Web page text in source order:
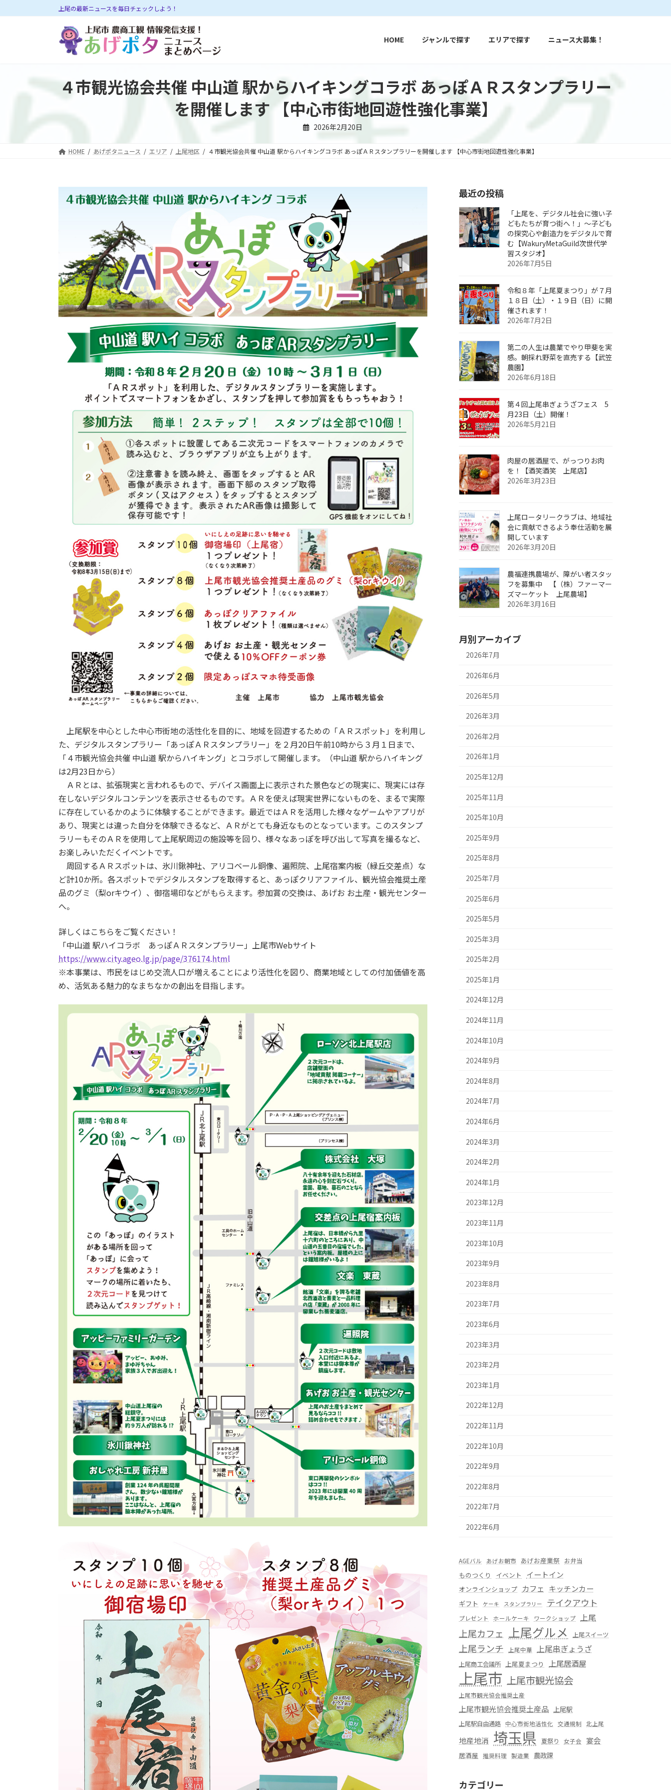
ン
ビ
上尾の最新ニュースを毎日チェックしよう！
HOME ジャンルで探す エリアで探す ニュース大募集！
４市観光協会共催 中山道 駅からハイキングコラボ あっぽＡＲスタンプラリー
を開催します 【中心市街地回遊性強化事業】
2026年2月20日
HOME あげポタニュース エリア 上尾地区 ４市観光協会共催 中山道 駅からハイキングコラボ あっぽＡＲスタンプラリーを開催します 【中心市街地回遊性強化事業】
上尾駅を中心とした中心市街地の活性化を目的に、地域を回遊するための「ＡＲスポット」を利用し
た、デジタルスタンプラリー「あっぽＡＲスタンプラリー」を２月20日午前10時から３月１日まで、
「４市観光協会共催 中山道 駅からハイキング」とコラボして開催します。（中山道 駅からハイキング
は2月23日から）
ＡＲとは、拡張現実と言われるもので、デバイス画面上に表示された景色などの現実に、現実には存
在しないデジタルコンテンツを表示させるものです。ＡＲを使えば現実世界にないものを、まるで実際
に存在しているかのように体験することができます。最近ではＡＲを活用した様々なゲームやアプリが
あり、現実とは違った自分を体験できるなど、ＡＲがとても身近なものとなっています。このスタンプ
ラリーもそのＡＲを使用して上尾駅周辺の施設等を回り、様々なあっぽを呼び出して写真を撮るなど、
お楽しみいただくイベントです。
周回するＡＲスポットは、氷川鍬神社、アリコベール銅像、遍照院、上尾宿案内板（緑丘交差点）な
ど計10か所。各スポットでデジタルスタンプを取得すると、あっぽクリアファイル、観光協会推奨土産
品のグミ（梨orキウイ）、御宿場印などがもらえます。参加賞の交換は、あげお お土産・観光センター
へ。
詳しくはこちらをご覧ください！
「中山道 駅ハイコラボ あっぽＡＲスタンプラリー」上尾市Webサイト
https://www.city.ageo.lg.jp/page/376174.html
※本事業は、市民をはじめ交流人口が増えることにより活性化を図り、商業地域としての付加価値を高
め、活気ある魅力的なまちなかの創出を目指します。
最近の投稿
「上尾を、デジタル社会に強い子
どもたちが育つ街へ！」〜子ども
の探究心や創造力をデジタルで育
む【WakuryMetaGuild次世代学
習スタジオ】
2026年7月5日
令和８年「上尾夏まつり」が７月
１８日（土）・１９日（日）に開
催されます！
2026年7月2日
第二の人生は農業でやり甲斐を実
感。朝採れ野菜を直売する【武笠
農園】
2026年6月18日
第４回上尾串ぎょうざフェス 5
月23日（土）開催！
2026年5月21日
肉屋の居酒屋で、がっつりお肉
を！【酒笑酒笑 上尾店】
2026年3月23日
上尾ロータリークラブは、地域社
会に貢献できるよう奉仕活動を展
開しています
2026年3月20日
農福連携農場が、障がい者スタッ
フを募集中 【（株）ファーマー
ズマーケット 上尾農場】
2026年3月16日
月別アーカイブ
2026年7月
2026年6月
2026年5月
2026年3月
2026年2月
2026年1月
2025年12月
2025年11月
2025年10月
2025年9月
2025年8月
2025年7月
2025年6月
2025年5月
2025年3月
2025年2月
2025年1月
2024年12月
2024年11月
2024年10月
2024年9月
2024年8月
2024年7月
2024年6月
2024年3月
2024年2月
2024年1月
2023年12月
2023年11月
2023年10月
2023年9月
2023年8月
2023年7月
2023年6月
2023年3月
2023年2月
2023年1月
2022年12月
2022年11月
2022年10月
2022年9月
2022年8月
2022年7月
2022年6月
AGEバル あげお朝市 あげお産業祭 お弁当
ものつくり イベント イートイン
オンラインショップ カフェ キッチンカー
ギフト ケーキ スタンプラリー テイクアウト
プレゼント ホールケーキ ワークショップ 上尾
上尾カフェ 上尾グルメ 上尾スイーツ
上尾ランチ 上尾中華 上尾串ぎょうざ
上尾商工会議所 上尾夏まつり 上尾居酒屋
上尾市 上尾市観光協会
上尾市観光協会推奨土産
上尾市観光協会推奨土産品 上尾駅
上尾駅自由通路 中心市街地活性化 交通規制 北上尾
地産地消 埼玉県 夏祭り 女子会 宴会
居酒屋 推奨料理 製造業 農政課
カテゴリー